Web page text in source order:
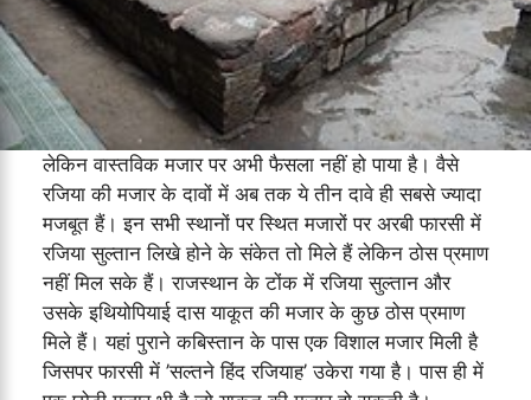
लेकिन वास्तविक मजार पर अभी फैसला नहीं हो पाया है। वैसे
रजिया की मजार के दावों में अब तक ये तीन दावे ही सबसे ज्यादा
मजबूत हैं। इन सभी स्थानों पर स्थित मजारों पर अरबी फारसी में
रजिया सुल्तान लिखे होने के संकेत तो मिले हैं लेकिन ठोस प्रमाण
नहीं मिल सके हैं। राजस्थान के टोंक में रजिया सुल्तान और
उसके इथियोपियाई दास याकूत की मजार के कुछ ठोस प्रमाण
मिले हैं। यहां पुराने कबिस्तान के पास एक विशाल मजार मिली है
जिसपर फारसी में ’सल्तने हिंद रजियाह’ उकेरा गया है। पास ही में